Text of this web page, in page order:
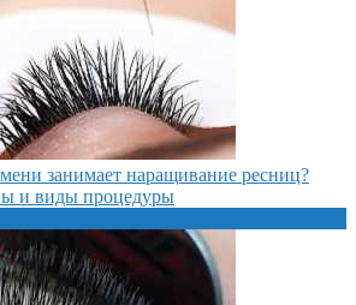
занимает наращивание ресниц?
и виды процедуры